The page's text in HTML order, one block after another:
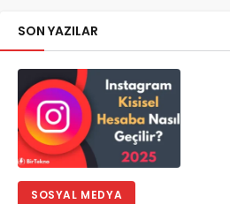
SON YAZILAR
SOSYAL MEDYA